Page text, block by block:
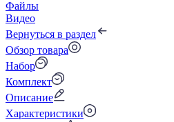
Файлы
Видео
Вернуться в раздел
Обзор товара
Набор
Комплект
Описание
Характеристики